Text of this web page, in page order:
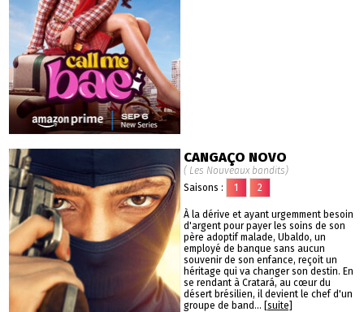
CANGAÇO NOVO
( Les Nouveaux bandits)
Saisons :
1 2
À la dérive et ayant urgemment besoin
d'argent pour payer les soins de son
père adoptif malade, Ubaldo, un
employé de banque sans aucun
souvenir de son enfance, reçoit un
héritage qui va changer son destin. En
se rendant à Cratará, au cœur du
désert brésilien, il devient le chef d'un
groupe de band... [suite]